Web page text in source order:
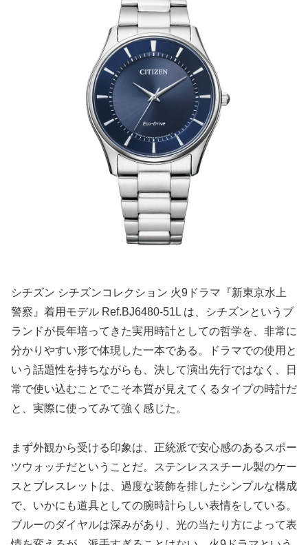
シチズン シチズンコレクション 火9ドラマ『新東京水上
警察』着用モデル Ref.BJ6480-51L は、シチズンというブ
ランドが長年培ってきた実用時計としての哲学を、非常に
分かりやすい形で体現した一本である。ドラマでの使用と
いう話題性を持ちながらも、決して演出先行ではなく、日
常で使い込むことでこそ本質が見えてくるタイプの時計だ
と、実際に使ってみて強く感じた。
まず外観から受ける印象は、正統派で安心感のあるスポー
ツウォッチだということだ。ステンレススチール製のケー
スとブレスレットは、過度な装飾を排したシンプルな構成
で、いかにも道具としての腕時計らしい表情をしている。
ブルーのダイヤルは深みがあり、光の当たり方によって表